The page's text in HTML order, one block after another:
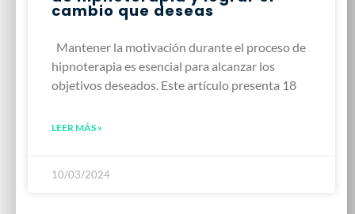
cambio que deseas
Mantener la motivación durante el proceso de
hipnoterapia es esencial para alcanzar los
objetivos deseados. Este artículo presenta 18
LEER MÁS »
10/03/2024